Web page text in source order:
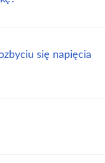
się napięcia